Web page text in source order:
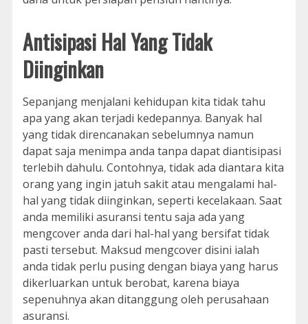
Antisipasi Hal Yang Tidak
Diinginkan
Sepanjang menjalani kehidupan kita tidak tahu
apa yang akan terjadi kedepannya. Banyak hal
yang tidak direncanakan sebelumnya namun
dapat saja menimpa anda tanpa dapat diantisipasi
terlebih dahulu. Contohnya, tidak ada diantara kita
orang yang ingin jatuh sakit atau mengalami hal-
hal yang tidak diinginkan, seperti kecelakaan. Saat
anda memiliki asuransi tentu saja ada yang
mengcover anda dari hal-hal yang bersifat tidak
pasti tersebut. Maksud mengcover disini ialah
anda tidak perlu pusing dengan biaya yang harus
dikerluarkan untuk berobat, karena biaya
sepenuhnya akan ditanggung oleh perusahaan
asuransi.